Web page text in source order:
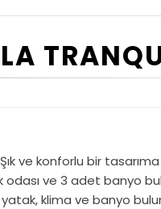
ve konforlu bir tasarıma
ve 3 adet banyo
klima ve banyo